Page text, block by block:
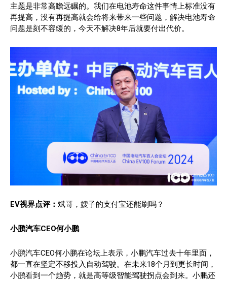
主题是非常高瞻远瞩的。我们在电池寿命这件事情上标准没有
再提高，没有再提高就会给将来带来一些问题，解决电池寿命
问题是刻不容缓的，今天不解决8年后就要付出代价。
EV视界点评： 斌哥，嫂子的支付宝还能刷吗？
小鹏汽车CEO何小鹏
小鹏汽车CEO何小鹏在论坛上表示，小鹏汽车过去十年里面，
都一直在坚定不移投入自动驾驶。在未来18个月到更长时间，
小鹏看到一个趋势，就是高等级智能驾驶拐点会到来。小鹏还